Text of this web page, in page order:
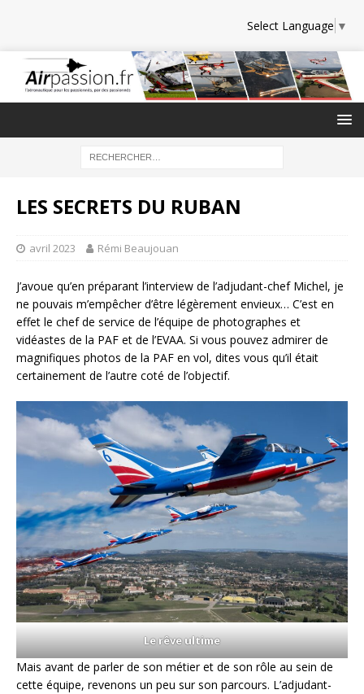
Select Language ▼
LES SECRETS DU RUBAN
avril 2023 Rémi Beaujouan
J’avoue qu’en préparant l’interview de l’adjudant-chef Michel, je
ne pouvais m’empêcher d’être légèrement envieux… C’est en
effet le chef de service de l’équipe de photographes et
vidéastes de la PAF et de l’EVAA. Si vous pouvez admirer de
magnifiques photos de la PAF en vol, dites vous qu’il était
certainement de l’autre coté de l’objectif.
Le rêve ultime
Mais avant de parler de son métier et de son rôle au sein de
cette équipe, revenons un peu sur son parcours. L’adjudant-